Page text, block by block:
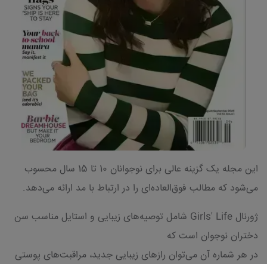
این مجله یک گزینه عالی برای نوجوانان 10 تا 15 سال محسوب
می‌شود که مطالب فوق‌العاده‌ای را در ارتباط با مد ارائه می‌دهد.
ژورنال Girls' Life شامل توصیه‌های زیبایی و استایل مناسب سن
دختران نوجوان است که
در هر شماره آن می‌توان رازهای زیبایی جدید، مراقبت‌های پوستی